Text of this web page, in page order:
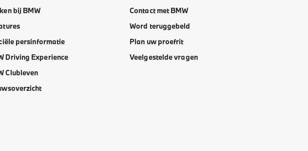
bij BMW
persinformatie
Driving Experience
Clubleven
Contact met BMW
Word teruggebeld
Plan uw proefrit
Veelgestelde vragen